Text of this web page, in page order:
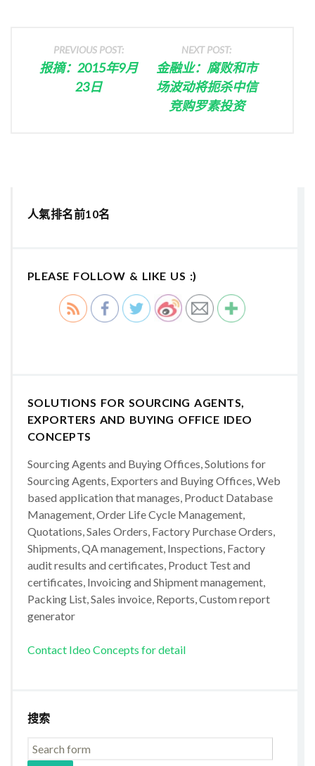
PREVIOUS POST:
报摘：2015年9月
23日
NEXT POST:
金融业：腐败和市
场波动将扼杀中信
竞购罗素投资
人氣排名前10名
PLEASE FOLLOW & LIKE US :)
SOLUTIONS FOR SOURCING AGENTS,
EXPORTERS AND BUYING OFFICE IDEO
CONCEPTS
Sourcing Agents and Buying Offices, Solutions for
Sourcing Agents, Exporters and Buying Offices, Web
based application that manages, Product Database
Management, Order Life Cycle Management,
Quotations, Sales Orders, Factory Purchase Orders,
Shipments, QA management, Inspections, Factory
audit results and certificates, Product Test and
certificates, Invoicing and Shipment management,
Packing List, Sales invoice, Reports, Custom report
generator
Contact Ideo Concepts for detail
搜索